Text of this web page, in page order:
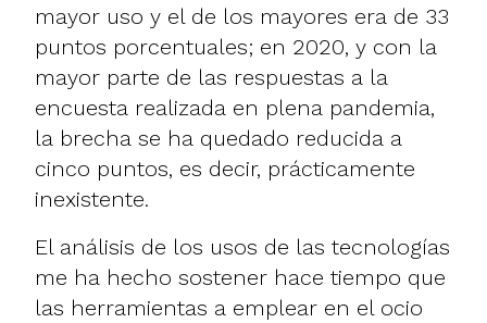
mayor uso y el de los mayores era de 33
puntos porcentuales; en 2020, y con la
mayor parte de las respuestas a la
encuesta realizada en plena pandemia,
la brecha se ha quedado reducida a
cinco puntos, es decir, prácticamente
inexistente.
El análisis de los usos de las tecnologías
me ha hecho sostener hace tiempo que
las herramientas a emplear en el ocio